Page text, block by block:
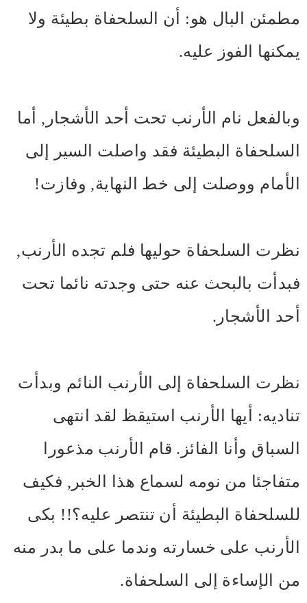
مطمئن البال هو: أن السلحفاة بطيئة ولا
يمكنها الفوز عليه.
وبالفعل نام الأرنب تحت أحد الأشجار, أما
السلحفاة البطيئة فقد واصلت السير إلى
الأمام ووصلت إلى خط النهاية, وفازت!
نظرت السلحفاة حوليها فلم تجده الأرنب,
فبدأت بالبحث عنه حتى وجدته نائما تحت
أحد الأشجار.
نظرت السلحفاة إلى الأرنب النائم وبدأت
تناديه: أيها الأرنب استيقظ لقد انتهى
السباق وأنا الفائز. قام الأرنب مذعورا
متفاجئا من نومه لسماع هذا الخبر, فكيف
للسلحفاة البطيئة أن تنتصر عليه؟!! بكى
الأرنب على خسارته وندما على ما بدر منه
من الإساءة إلى السلحفاة.